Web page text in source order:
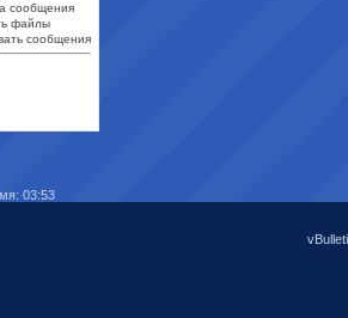
сообщения
файлы
сообщения
03:53